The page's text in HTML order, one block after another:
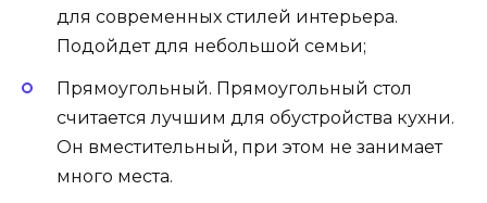
для современных стилей интерьера.
Подойдет для небольшой семьи;
Прямоугольный. Прямоугольный стол
считается лучшим для обустройства кухни.
Он вместительный, при этом не занимает
много места.